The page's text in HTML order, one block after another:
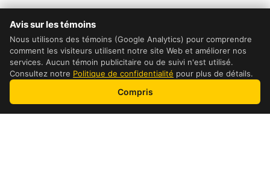
Avis sur les témoins
Nous utilisons des témoins (Google Analytics) pour comprendre
comment les visiteurs utilisent notre site Web et améliorer nos
services. Aucun témoin publicitaire ou de suivi n'est utilisé.
Consultez notre Politique de confidentialité pour plus de détails.
Compris